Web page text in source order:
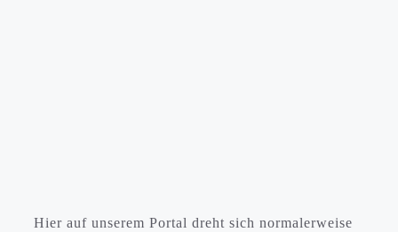
Hier auf unserem Portal dreht sich normalerweise